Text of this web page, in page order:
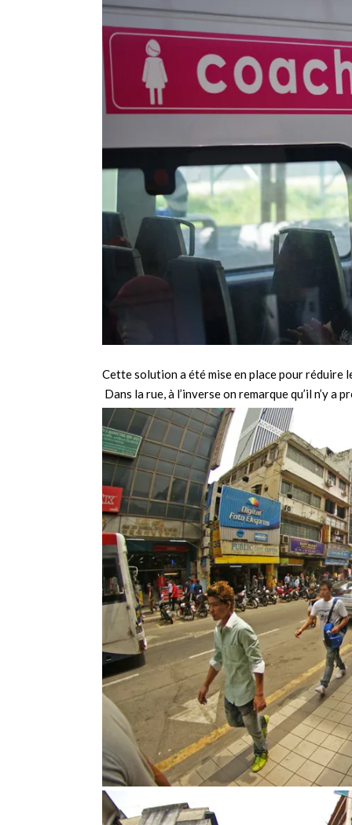
Cette solution a été mise en place pour réduire
Dans la rue, à l’inverse on remarque qu’il n’y a